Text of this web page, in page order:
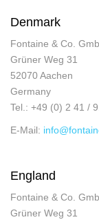
Denmark
Fontaine & Co.
Grüner Weg 31
52070 Aachen
Germany
Tel.: +49 (0) 2 41 /
E-Mail:
England
Fontaine & Co.
Grüner Weg 31